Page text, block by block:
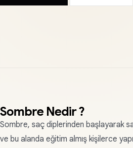
Sombre Nedir ?
Sombre, saç diplerinden başlayarak
ve bu alanda eğitim almış kişilerce